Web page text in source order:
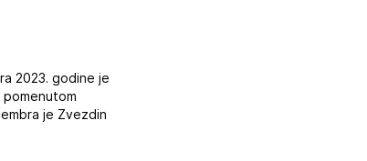
2023. godine je
je Zvezdin